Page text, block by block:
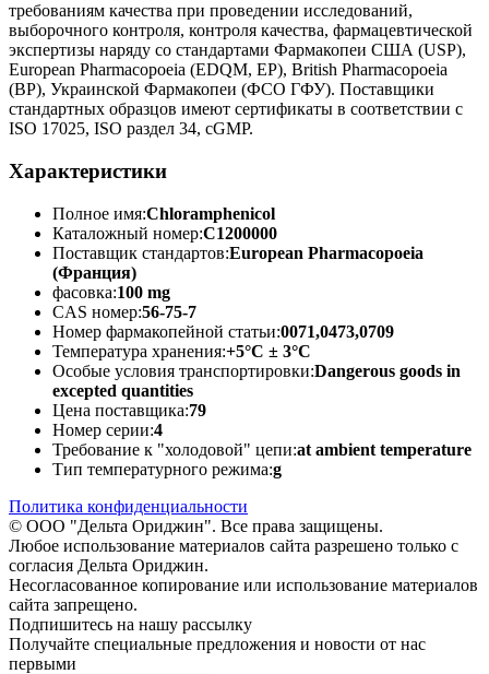
требованиям качества при проведении исследований,
выборочного контроля, контроля качества, фармацевтической
экспертизы наряду со стандартами Фармакопеи США (USP),
European Pharmacopoeia (EDQM, EP), British Pharmacopoeia
(BP), Украинской Фармакопеи (ФСО ГФУ). Поставщики
стандартных образцов имеют сертификаты в соответствии с
ISO 17025, ISO раздел 34, cGMP.
Характеристики
Полное имя:Chloramphenicol
Каталожный номер:C1200000
Поставщик стандартов:European Pharmacopoeia
(Франция)
фасовка:100 mg
CAS номер:56-75-7
Номер фармакопейной статьи:0071,0473,0709
Температура хранения:+5°C ± 3°C
Особые условия транспортировки:Dangerous goods in
excepted quantities
Цена поставщика:79
Номер серии:4
Требование к "холодовой" цепи:at ambient temperature
Тип температурного режима:g
Политика конфиденциальности
© ООО "Дельта Ориджин". Все права защищены.
Любое использование материалов сайта разрешено только с
согласия Дельта Ориджин.
Несогласованное копирование или использование материалов
сайта запрещено.
Подпишитесь на нашу рассылку
Получайте специальные предложения и новости от нас
первыми